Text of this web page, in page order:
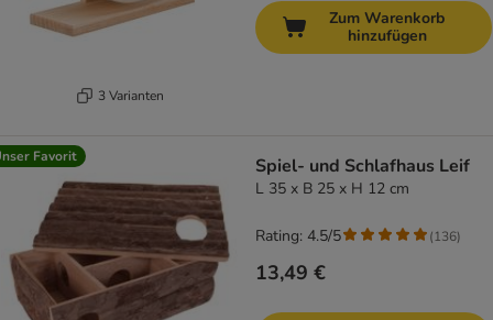
3 Varianten
Zum Warenkorb
hinzufügen
Favorit Spiel- und Schlafhaus Leif
L 35 x B 25 x H 12 cm
13,49 €
Rating: 4.5/5 (136)